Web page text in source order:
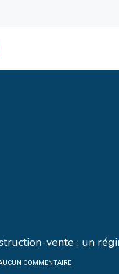
vente : un
COMMENTAIRE